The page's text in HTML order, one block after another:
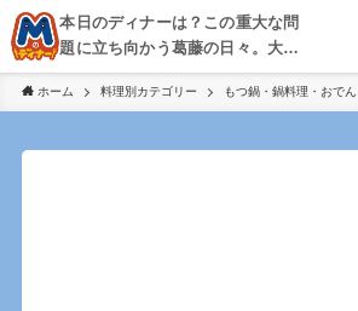
本日のディナーは？この重大な問
題に立ち向かう葛藤の日々。大
阪・京都・神戸を中心とした食べ
歩き、飲み歩きを綴る。
ホーム 料理別カテゴリー もつ鍋・鍋料理・おでん